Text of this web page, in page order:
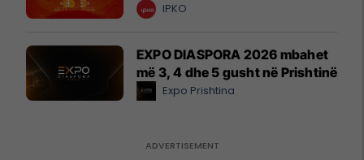
IPKO
EXPO DIASPORA 2026 mbahet
më 3, 4 dhe 5 gusht në Prishtinë
Expo Prishtina